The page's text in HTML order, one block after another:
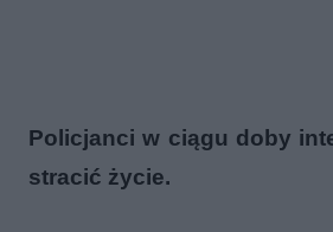
Policjanci w ciągu doby
stracić życie.